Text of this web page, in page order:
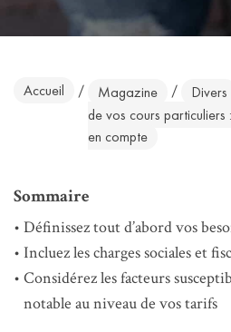
Accueil / Magazine / Divers
de vos cours
en compte
Sommaire
Définissez tout d’abord vos
Incluez les charges sociales et
Considérez les facteurs
notable au niveau de vos tarifs